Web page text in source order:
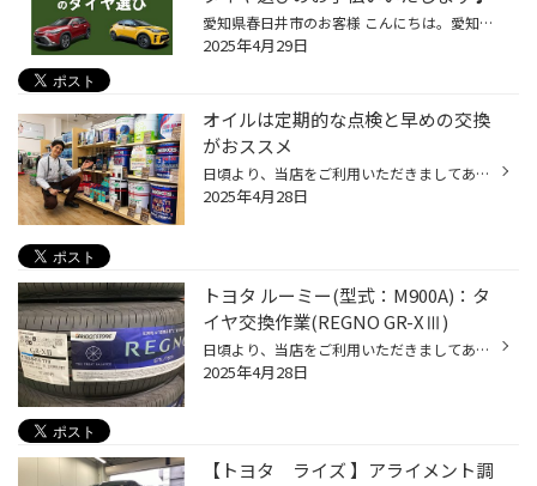
愛知県春日井市のお客様 こんにちは。愛知県春日井市柏井町のタイヤ館春日井店です。 当店のHPをご覧頂きありがとうございます。 ☆便利でお得なタイヤ館アプリ 詳しくはこちらから☆ こんにちは 当店のHPをご覧頂きありがとうございます！ 愛知県春日井市柏井町にありますタイヤ館春日井です！ 【↓ア...
2025年4月29日
オイルは定期的な点検と早めの交換
がおススメ
日頃より、当店をご利用いただきましてありがとうございます。 本日は、オイルの点検・交換についてのご紹介です。 オイル交換ならコクピット・タイヤ館にお任せ！ 突然ですが、当店でおクルマのオイルの点検や交換ができることをご存じでしたか？ 専用の器具を用いて、オイルの状態を確認し、 必要...
2025年4月28日
トヨタ ルーミー(型式：M900A)：タ
イヤ交換作業(REGNO GR-XⅢ)
日頃より、当店をご利用いただきましてありがとうございます。 本日は、当店と同じチェーン店の近隣タイヤ館店舗で作業いたしましたタイヤ交換事作業例をご紹介します。 （WEB掲載をご快諾いただきましたお客様！大変感謝しております。いつもご愛顧いただき誠にありがとうございます！！） おクル...
2025年4月28日
【トヨタ ライズ 】アライメント調